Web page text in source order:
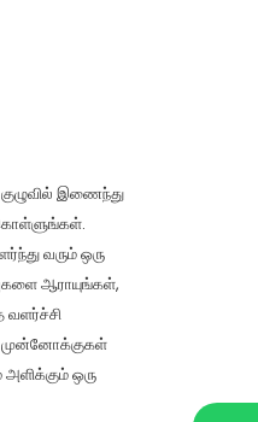
இணைந்து
வரும் ஒரு
ஆராயுங்கள்,
வளர்ச்சி
முன்னோக்குகள்
ஒரு